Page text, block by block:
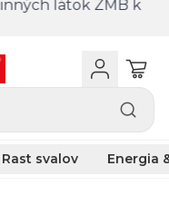
látok ZMB k
Rast svalov Energia